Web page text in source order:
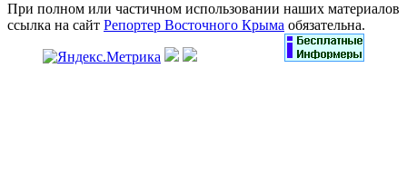
При полном или частичном использовании наших материалов
ссылка на сайт Репортер Восточного Крыма обязательна.